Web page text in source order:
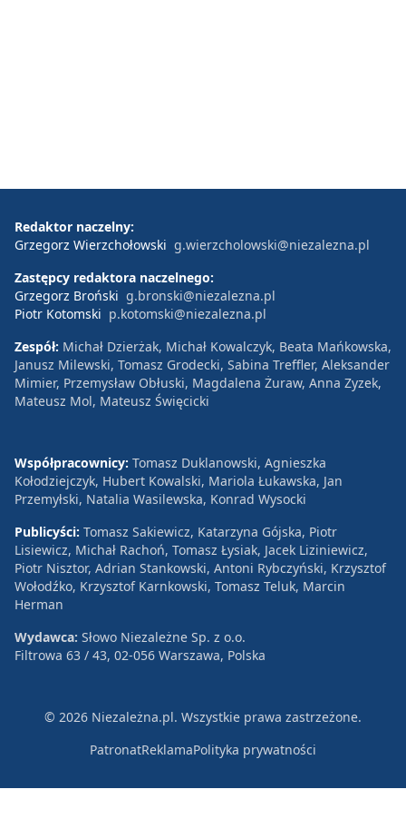
Redaktor naczelny:
Grzegorz Wierzchołowski g.wierzcholowski@niezalezna.pl
Zastępcy redaktora naczelnego:
Grzegorz Broński g.bronski@niezalezna.pl
Piotr Kotomski p.kotomski@niezalezna.pl
Zespół: Michał Dzierżak, Michał Kowalczyk, Beata Mańkowska,
Janusz Milewski, Tomasz Grodecki, Sabina Treffler, Aleksander
Mimier, Przemysław Obłuski, Magdalena Żuraw, Anna Zyzek,
Mateusz Mol, Mateusz Święcicki
Współpracownicy: Tomasz Duklanowski, Agnieszka
Kołodziejczyk, Hubert Kowalski, Mariola Łukawska, Jan
Przemyłski, Natalia Wasilewska, Konrad Wysocki
Publicyści: Tomasz Sakiewicz, Katarzyna Gójska, Piotr
Lisiewicz, Michał Rachoń, Tomasz Łysiak, Jacek Liziniewicz,
Piotr Nisztor, Adrian Stankowski, Antoni Rybczyński, Krzysztof
Wołodźko, Krzysztof Karnkowski, Tomasz Teluk, Marcin
Herman
Wydawca: Słowo Niezależne Sp. z o.o.
Filtrowa 63 / 43, 02-056 Warszawa, Polska
© 2026 Niezależna.pl. Wszystkie prawa zastrzeżone.
PatronatReklamaPolityka prywatności